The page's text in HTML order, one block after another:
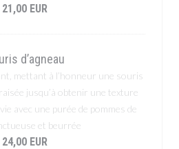
21,00 EUR
d’agneau
mettant à l’honneur une souris
jusqu’à obtenir une texture
avec une purée de pommes de
et beurrée
24,00 EUR